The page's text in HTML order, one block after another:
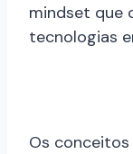
mindset que
tecnologias
Os